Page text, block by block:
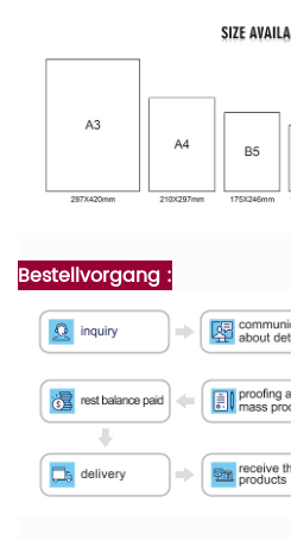
Bestellvorgang :